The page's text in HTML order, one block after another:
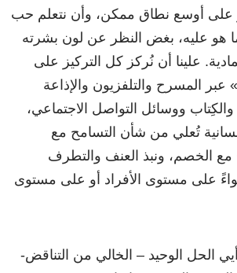
على أوسع نطاق ممكن، وأن نتعلم حب
هو عليه، بغض النظر عن لون بشرته
علينا أن نُركز كل التركيز على
المسرح والتلفزيون والإذاعة
ووسائل التواصل الاجتماعي،
تُعلي من شأن التسامح مع
مع الخصم، ونبذ العنف والتطرف
على مستوى الأفراد أو على مستوى
الحل الوحيد – الخالي من التناقض-